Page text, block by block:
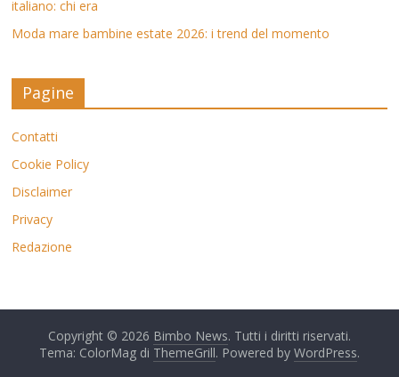
italiano: chi era
Moda mare bambine estate 2026: i trend del momento
Pagine
Contatti
Cookie Policy
Disclaimer
Privacy
Redazione
Copyright © 2026 Bimbo News. Tutti i diritti riservati.
Tema: ColorMag di ThemeGrill. Powered by WordPress.